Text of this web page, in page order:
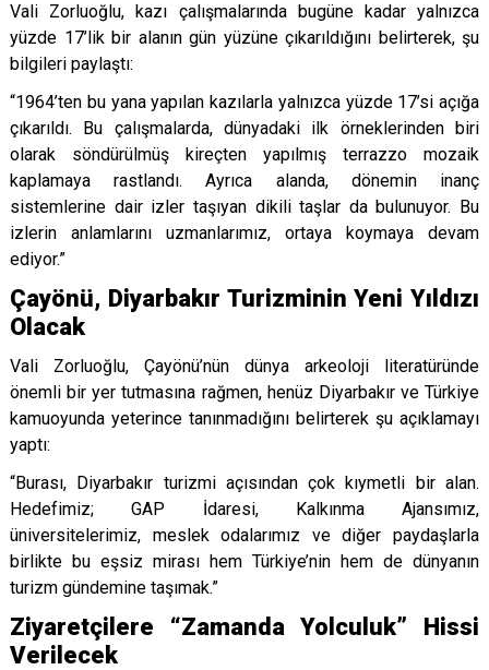
Vali Zorluoğlu, kazı çalışmalarında bugüne kadar yalnızca
yüzde 17’lik bir alanın gün yüzüne çıkarıldığını belirterek, şu
bilgileri paylaştı:
“1964’ten bu yana yapılan kazılarla yalnızca yüzde 17’si açığa
çıkarıldı. Bu çalışmalarda, dünyadaki ilk örneklerinden biri
olarak söndürülmüş kireçten yapılmış terrazzo mozaik
kaplamaya rastlandı. Ayrıca alanda, dönemin inanç
sistemlerine dair izler taşıyan dikili taşlar da bulunuyor. Bu
izlerin anlamlarını uzmanlarımız, ortaya koymaya devam
ediyor.”
Çayönü, Diyarbakır Turizminin Yeni Yıldızı
Olacak
Vali Zorluoğlu, Çayönü’nün dünya arkeoloji literatüründe
önemli bir yer tutmasına rağmen, henüz Diyarbakır ve Türkiye
kamuoyunda yeterince tanınmadığını belirterek şu açıklamayı
yaptı:
“Burası, Diyarbakır turizmi açısından çok kıymetli bir alan.
Hedefimiz; GAP İdaresi, Kalkınma Ajansımız,
üniversitelerimiz, meslek odalarımız ve diğer paydaşlarla
birlikte bu eşsiz mirası hem Türkiye’nin hem de dünyanın
turizm gündemine taşımak.”
Ziyaretçilere “Zamanda Yolculuk” Hissi
Verilecek